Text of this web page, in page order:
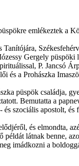
emlékeztek a
Gergely
P. Jancsó
és a Prohászka
püspök családja,
Bemutatta a
szociális apostolt,
és elmondta,
látnak benne,
imádkozni a